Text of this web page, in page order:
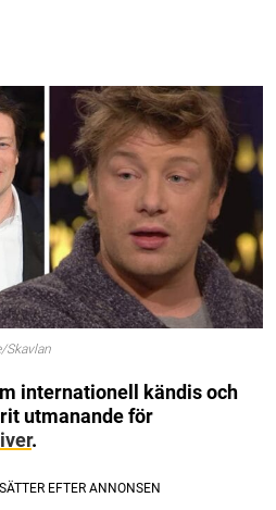
Skavlan
internationell kändis och
utmanande för
.